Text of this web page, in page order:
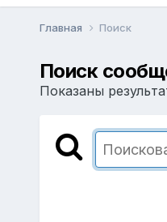
Главная Поиск
Поиск
Показаны